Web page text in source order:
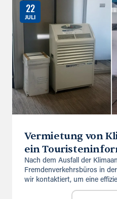
22
JULI
Vermietung von
ein
Nach dem Ausfall der
Fremdenverkehrsbüros in
wir kontaktiert, um eine